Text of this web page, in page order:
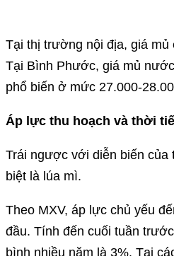
Tại thị trường nội địa, giá mủ
Tại Bình Phước, giá mủ
phổ biến ở mức 27.000-
Áp lực thu hoạch và thời
Trái ngược với diễn biến của
biệt là lúa mì.
Theo MXV, áp lực chủ yếu
đầu. Tính đến cuối tuần
bình nhiều năm là 3%. Tại